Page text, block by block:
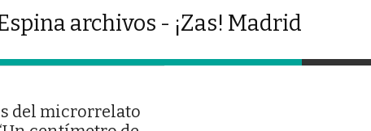
archivos - ¡Zas! Madrid
del microrrelato